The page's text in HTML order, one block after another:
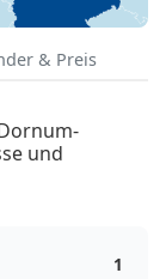
& Preis
und
1